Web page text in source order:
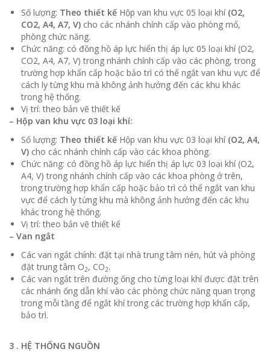
Số lượng: Theo thiết kế Hộp van khu vực 05 loại khí (O2,
CO2, A4, A7, V) cho các nhánh chính cấp vào phòng mổ,
phòng chức năng.
Chức năng: có đồng hồ áp lực hiển thị áp lực 05 loại khí (O2,
CO2, A4, A7, V) trong nhánh chính cấp vào các phòng, trong
trường hợp khẩn cấp hoặc bảo trì có thể ngắt van khu vực để
cách ly từng khu mà không ảnh hưởng đến các khu khác
trong hệ thống.
Vị trí: theo bản vẽ thiết kế
– Hộp van khu vực 03 loại khí:
Số lượng: Theo thiết kế Hộp van khu vực 03 loại khí (O2, A4,
V) cho các nhánh chính cấp vào các khoa phòng.
Chức năng: có đồng hồ áp lực hiển thị áp lực 03 loại khí (O2,
A4, V) trong nhánh chính cấp vào các khoa phòng ở trên,
trong trường hợp khẩn cấp hoặc bảo trì có thể ngắt van khu
vực để cách ly từng khu mà không ảnh hưởng đến các khu
khác trong hệ thống.
Vị trí: theo bản vẽ thiết kế
– Van ngắt
Các van ngắt chính: đặt tại nhà trung tâm nén, hút và phòng
đặt trung tâm O2, CO2.
Các van ngắt trên đường ống cho từng loại khí được đặt trên
các nhánh ống dẫn khí vào các phòng chức năng quan trọng
trong mỗi tầng để ngắt khí trong các trường hợp khẩn cấp,
bảo trì.
3 . HỆ THỐNG NGUỒN